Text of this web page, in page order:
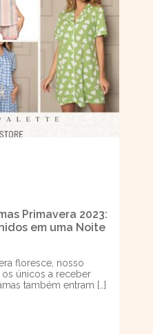
Primavera 2023:
em uma Noite
floresce, nosso
únicos a receber
também entram […]